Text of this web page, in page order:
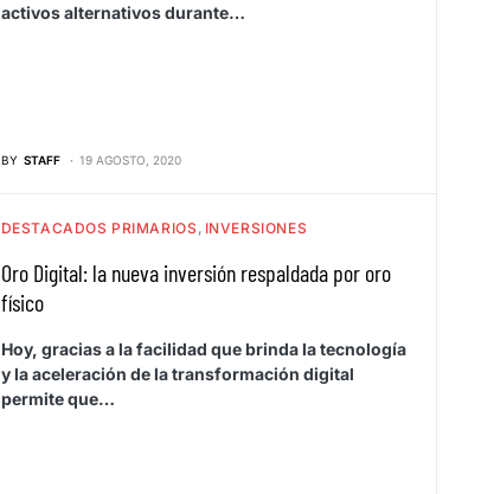
activos alternativos durante…
BY STAFF 19 AGOSTO, 2020
DESTACADOS PRIMARIOS INVERSIONES
Oro Digital: la nueva inversión respaldada por oro
físico
Hoy, gracias a la facilidad que brinda la tecnología
y la aceleración de la transformación digital
permite que…